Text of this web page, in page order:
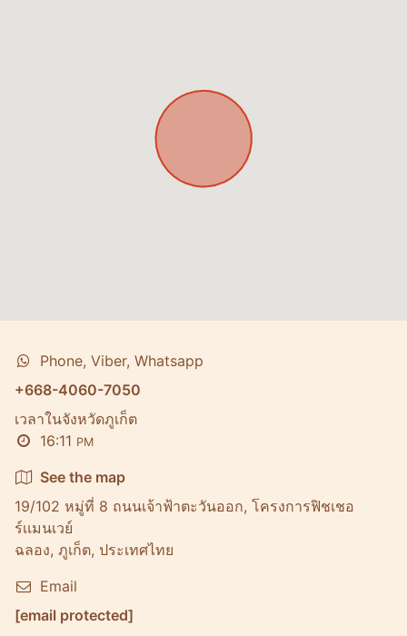
Phone, Viber, Whatsapp
+668-4060-7050
เวลาในจังหวัดภูเก็ต
16:11 PM
See the map
19/102 หมู่ที่ 8 ถนนเจ้าฟ้าตะวันออก, โครงการฟิชเชอ
ร์เเมนเวย์
ฉลอง, ภูเก็ต, ประเทศไทย
Email
[email protected]